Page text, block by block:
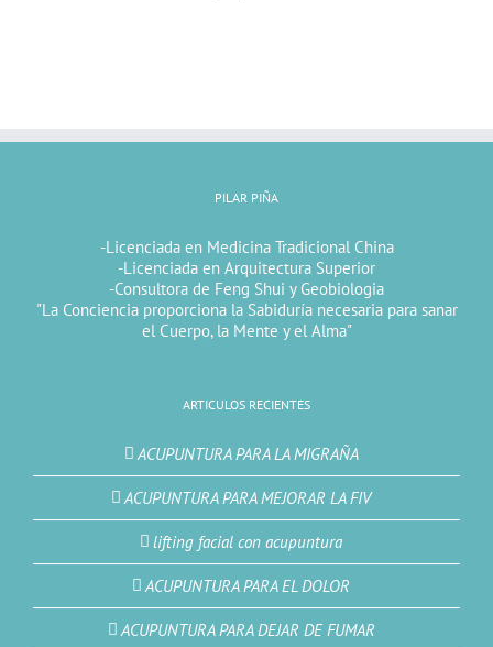
PILAR PIÑA
-Licenciada en Medicina Tradicional China
-Licenciada en Arquitectura Superior
-Consultora de Feng Shui y Geobiologia
"La Conciencia proporciona la Sabiduría necesaria para sanar
el Cuerpo, la Mente y el Alma"
ARTICULOS RECIENTES
ACUPUNTURA PARA LA MIGRAÑA
ACUPUNTURA PARA MEJORAR LA FIV
lifting facial con acupuntura
ACUPUNTURA PARA EL DOLOR
ACUPUNTURA PARA DEJAR DE FUMAR